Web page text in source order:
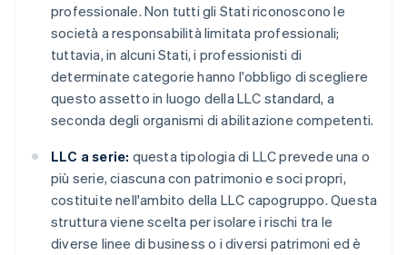
professionale. Non tutti gli Stati riconoscono le
società a responsabilità limitata professionali;
tuttavia, in alcuni Stati, i professionisti di
determinate categorie hanno l'obbligo di scegliere
questo assetto in luogo della LLC standard, a
seconda degli organismi di abilitazione competenti.
LLC a serie: questa tipologia di LLC prevede una o
più serie, ciascuna con patrimonio e soci propri,
costituite nell'ambito della LLC capogruppo. Questa
struttura viene scelta per isolare i rischi tra le
diverse linee di business o i diversi patrimoni ed è